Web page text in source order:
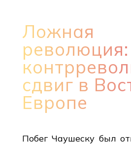
Ложная
революция:
сдвиг в
Европе
Побег Чаушеску был